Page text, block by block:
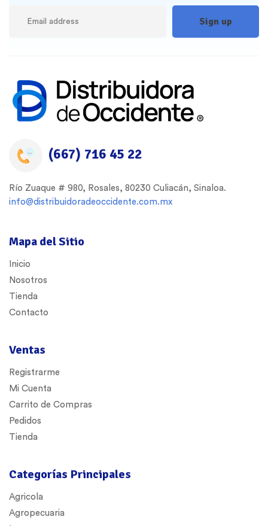
Mapa del Sitio
Inicio
Nosotros
Tienda
Contacto
Ventas
Registrarme
Mi Cuenta
Carrito de Compras
Pedidos
Tienda
Categorías Principales
Agricola
Agropecuaria
(667) 716 45 22
Río Zuaque # 980, Rosales, 80230 Culiacán, Sinaloa.
info@distribuidoradeoccidente.com.mx